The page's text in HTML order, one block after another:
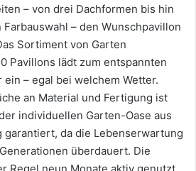
– von drei Dachformen bis hin
– den Wunschpavillon
Sortiment von Garten
Pavillons lädt zum entspannten
– egal bei welchem Wetter.
an Material und Fertigung ist
individuellen Garten-Oase aus
da die Lebenserwartung
überdauert. Die